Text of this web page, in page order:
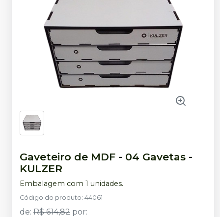
Gaveteiro de MDF - 04 Gavetas -
KULZER
Embalagem com 1 unidades.
Código do produto: 44061
de: R$ 614,82 por: